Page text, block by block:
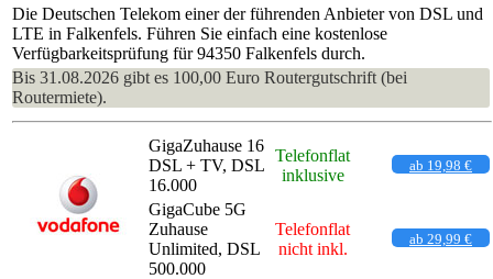
Die Deutschen Telekom einer der führenden Anbieter von DSL und
LTE in Falkenfels. Führen Sie einfach eine kostenlose
Verfügbarkeitsprüfung für 94350 Falkenfels durch.
Bis 31.08.2026 gibt es 100,00 Euro Routergutschrift (bei
Routermiete).
GigaZuhause 16
DSL + TV, DSL
16.000
Telefonflat
inklusive
ab 19,98 €
GigaCube 5G
Zuhause
Unlimited, DSL
500.000
Telefonflat
nicht inkl.
ab 29,99 €